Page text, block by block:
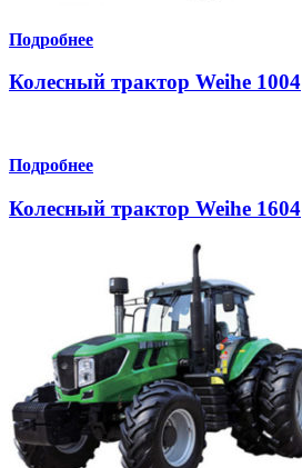
Подробнее
Колесный трактор Weihe 1004
Подробнее
Колесный трактор Weihe 1604